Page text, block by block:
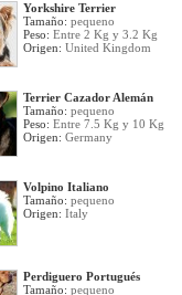
Yorkshire Terrier
Tamaño: pequeno
Peso: Entre 2 Kg y 3.2 Kg
Origen: United Kingdom
Terrier Cazador Alemán
Tamaño: pequeno
Peso: Entre 7.5 Kg y 10 Kg
Origen: Germany
Volpino Italiano
Tamaño: pequeno
Origen: Italy
Perdiguero Portugués
Tamaño: pequeno